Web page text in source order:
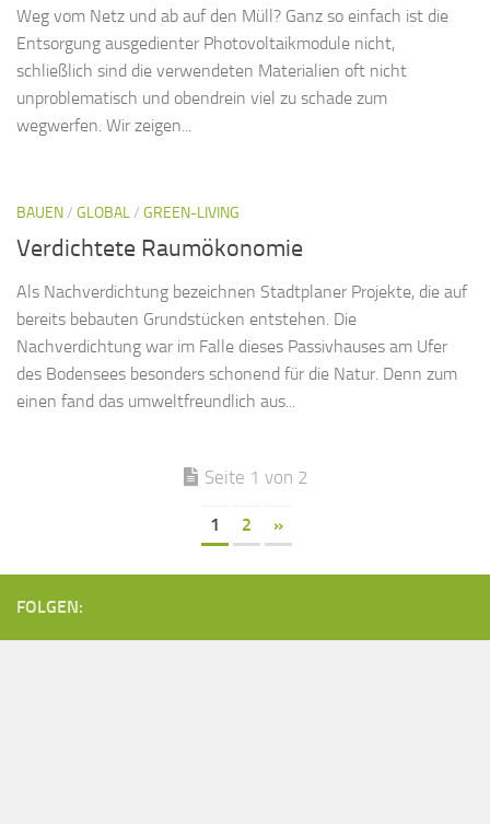
Weg vom Netz und ab auf den Müll? Ganz so einfach ist die
Entsorgung ausgedienter Photovoltaikmodule nicht,
schließlich sind die verwendeten Materialien oft nicht
unproblematisch und obendrein viel zu schade zum
wegwerfen. Wir zeigen...
BAUEN/ GLOBAL/ GREEN-LIVING
Verdichtete Raumökonomie
Als Nachverdichtung bezeichnen Stadtplaner Projekte, die auf
bereits bebauten Grundstücken entstehen. Die
Nachverdichtung war im Falle dieses Passivhauses am Ufer
des Bodensees besonders schonend für die Natur. Denn zum
einen fand das umweltfreundlich aus...
Seite 1 von 2
1 2 »
FOLGEN: